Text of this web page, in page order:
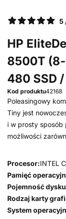
5
HP
8500T (8-
480 SSD /
Kod produktu42168
Poleasingowy
Tiny jest
i w prosty sposób
możliwości
Procesor:INTEL
Pamięć
Pojemność
Rodzaj karty
System